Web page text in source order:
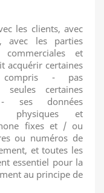
les clients, avec
avec les parties
et
acquérir certaines
compris - pas
seules certaines
données
physiques et
fixes et / ou
ou numéros de
et toutes les
essentiel pour la
au principe de